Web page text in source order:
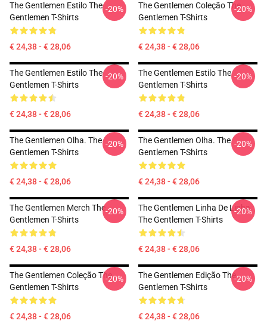
The Gentlemen Estilo The
Gentlemen T-Shirts
€ 24,38 - € 28,06
-20%
The Gentlemen Coleção The
Gentlemen T-Shirts
€ 24,38 - € 28,06
-20%
The Gentlemen Estilo The
Gentlemen T-Shirts
€ 24,38 - € 28,06
-20%
The Gentlemen Estilo The
Gentlemen T-Shirts
€ 24,38 - € 28,06
-20%
The Gentlemen Olha. The
Gentlemen T-Shirts
€ 24,38 - € 28,06
-20%
The Gentlemen Olha. The
Gentlemen T-Shirts
€ 24,38 - € 28,06
-20%
The Gentlemen Merch The
Gentlemen T-Shirts
€ 24,38 - € 28,06
-20%
The Gentlemen Linha De Linha
The Gentlemen T-Shirts
€ 24,38 - € 28,06
-20%
The Gentlemen Coleção The
Gentlemen T-Shirts
€ 24,38 - € 28,06
-20%
The Gentlemen Edição The
Gentlemen T-Shirts
€ 24,38 - € 28,06
-20%